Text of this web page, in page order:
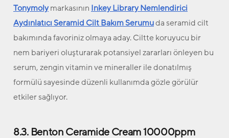
Tonymolymarkasının Inkey Library Nemlendirici
Aydınlatıcı Seramid Cilt Bakım Serumuda seramid cilt
bakımında favoriniz olmaya aday. Ciltte koruyucu bir
nem bariyeri oluşturarak potansiyel zararları önleyen bu
serum, zengin vitamin ve mineraller ile donatılmış
formülü sayesinde düzenli kullanımda gözle görülür
etkiler sağlıyor.
8.3. Benton Ceramide Cream 10000ppm